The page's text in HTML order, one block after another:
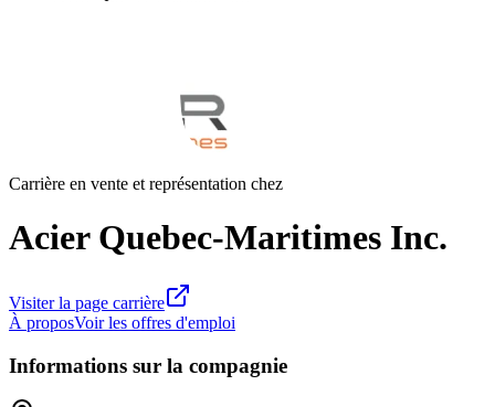
Carrière en vente et représentation chez
Acier Quebec-Maritimes Inc.
Visiter la page carrière
À proposVoir les offres d'emploi
Informations sur la compagnie